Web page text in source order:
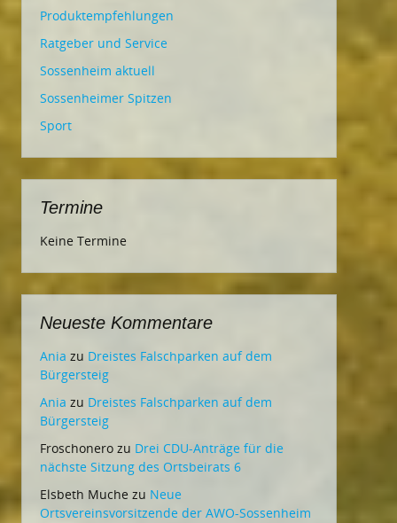
Produktempfehlungen
Ratgeber und Service
Sossenheim aktuell
Sossenheimer Spitzen
Sport
Termine
Keine Termine
Neueste Kommentare
Ania zu Dreistes Falschparken auf dem
Bürgersteig
Ania zu Dreistes Falschparken auf dem
Bürgersteig
Froschonero zu Drei CDU-Anträge für die
nächste Sitzung des Ortsbeirats 6
Elsbeth Muche zu Neue
Ortsvereinsvorsitzende der AWO-Sossenheim